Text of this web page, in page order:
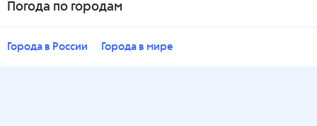
Погода по городам
Города в России Города в мире